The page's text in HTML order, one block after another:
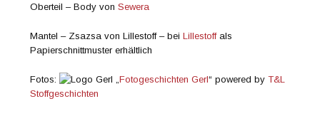
Oberteil – Body vonSewera
Mantel – Zsazsa von Lillestoff – beiLillestoffals
Papierschnittmuster erhältlich
Fotos: „Fotogeschichten Gerl“ powered byT&L
Stoffgeschichten